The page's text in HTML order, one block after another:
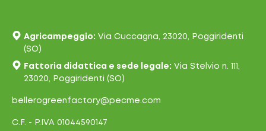
Agricampeggio: Via Cuccagna, 23020, Poggiridenti
(SO)
Fattoria didattica e sede legale: Via Stelvio n. 111,
23020, Poggiridenti (SO)
bellerogreenfactory@pecme.com
C.F. - P.IVA 01044590147